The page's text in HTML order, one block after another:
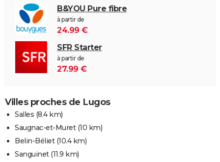
B&YOU Pure fibre
à partir de
24.99 €
SFR Starter
à partir de
27.99 €
Villes proches de Lugos
Salles (8.4 km)
Saugnac-et-Muret(10 km)
Belin-Béliet(10.4 km)
Sanguinet(11.9 km)